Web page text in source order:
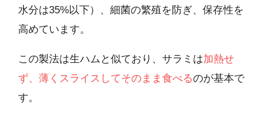
水分は35%以下）、細菌の繁殖を防ぎ、保存性を
高めています。
この製法は生ハムと似ており、サラミは加熱せ
ず、薄くスライスしてそのまま食べるのが基本で
す。